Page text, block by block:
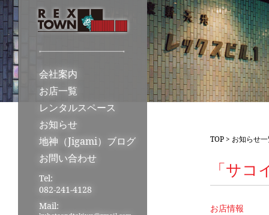
会社案内
お店一覧
レンタルスペース
お知らせ
地神（Jigami）ブログ
お問い合わせ
Tel:
082-241-4128
Mail:
TOP> お知らせ
「サ
お店情報